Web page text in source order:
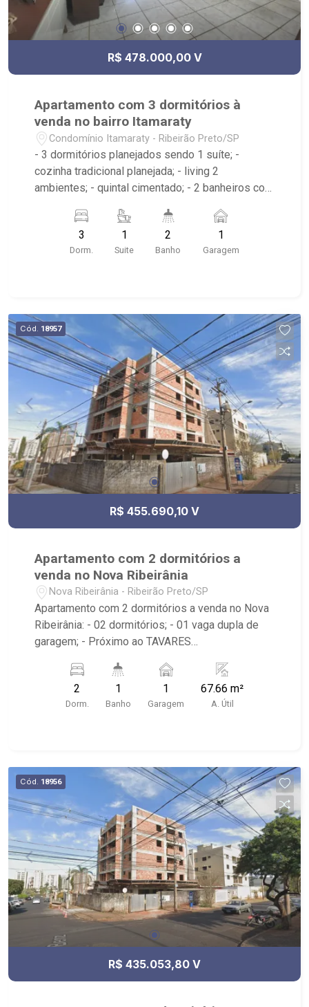
R$ 478.000,00 V
Apartamento com 3 dormitórios à
venda no bairro Itamaraty
Condomínio Itamaraty - Ribeirão Preto/SP
- 3 dormitórios planejados sendo 1 suíte; -
cozinha tradicional planejada; - living 2
ambientes; - quintal cimentado; - 2 banheiros com
vaga de garagem; - Próximo ao Parque Carlos
Raya, Supermercado Savegnago, McDonald`s e
Fiusa Center;
3
Dorm.
1
Suite
2
Banho
1
Garagem
Cód. 18957
R$ 455.690,10 V
Apartamento com 2 dormitórios a
venda no Nova Ribeirânia
Nova Ribeirânia - Ribeirão Preto/SP
Apartamento com 2 dormitórios a venda no Nova
Ribeirânia: - 02 dormitórios; - 01 vaga dupla de
garagem; - Próximo ao TAVARES
2
Dorm.
1
Banho
1
Garagem
67.66 m²
A. Útil
Cód. 18956
R$ 435.053,80 V